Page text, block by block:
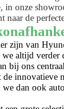
in onze
naar de
zijn van
altijd verder
bij ons
de innovatieve
dan ook